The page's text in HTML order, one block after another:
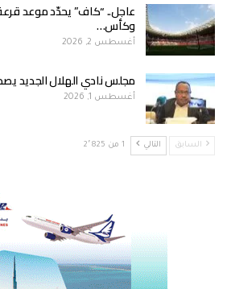
عاجل.. “كاف” يحدّد موعد
وكأس…
أغسطس 2, 2026
مجلس نادي الهلال الجديد
أغسطس 1, 2026
السابق التالي 1 من 2٬825